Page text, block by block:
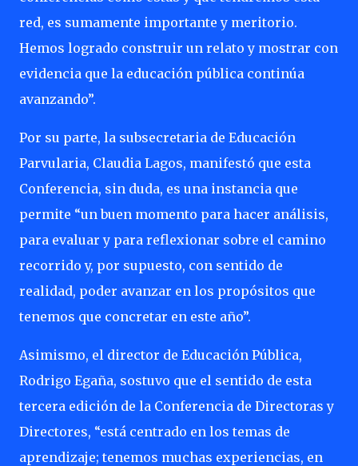
red, es sumamente importante y meritorio.
Hemos logrado construir un relato y mostrar con
evidencia que la educación pública continúa
avanzando”.
Por su parte, la subsecretaria de Educación
Parvularia, Claudia Lagos, manifestó que esta
Conferencia, sin duda, es una instancia que
permite “un buen momento para hacer análisis,
para evaluar y para reflexionar sobre el camino
recorrido y, por supuesto, con sentido de
realidad, poder avanzar en los propósitos que
tenemos que concretar en este año”.
Asimismo, el director de Educación Pública,
Rodrigo Egaña, sostuvo que el sentido de esta
tercera edición de la Conferencia de Directoras y
Directores, “está centrado en los temas de
aprendizaje; tenemos muchas experiencias, en